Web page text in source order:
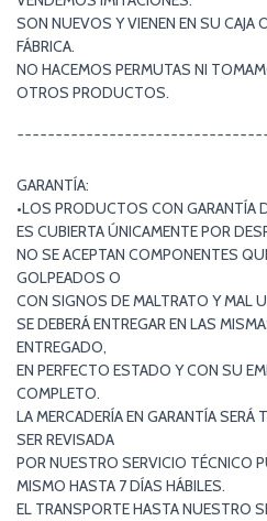
SON NUEVOS Y VIENEN EN SU CAJA
FÁBRICA.
NO HACEMOS PERMUTAS NI
OTROS PRODUCTOS.
GARANTÍA:
•LOS PRODUCTOS CON GARANTÍA
ES CUBIERTA ÚNICAMENTE POR
NO SE ACEPTAN COMPONENTES
GOLPEADOS O
CON SIGNOS DE MALTRATO Y MAL
SE DEBERÁ ENTREGAR EN LAS
ENTREGADO,
EN PERFECTO ESTADO Y CON SU
COMPLETO.
LA MERCADERÍA EN GARANTÍA
SER REVISADA
POR NUESTRO SERVICIO TÉCNICO
MISMO HASTA 7 DÍAS HÁBILES.
EL TRANSPORTE HASTA NUESTRO